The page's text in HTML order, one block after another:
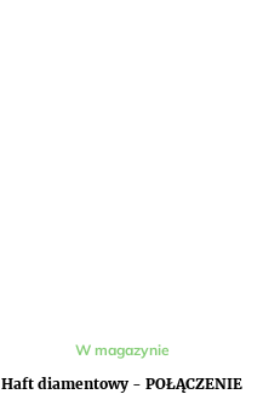
Haft diamentowy - POŁĄCZENIE
W magazynie